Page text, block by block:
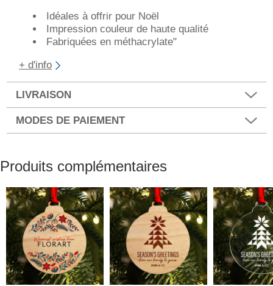
Idéales à offrir pour Noël
Impression couleur de haute qualité
Fabriquées en méthacrylate"
+ d'info
LIVRAISON
MODES DE PAIEMENT
Produits complémentaires